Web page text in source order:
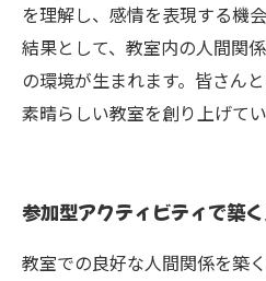
を理解し、感情を表現する機
結果として、教室内の人間関
の環境が生まれます。皆さん
素晴らしい教室を創り上げてい
参加型アクティビティで築
教室での良好な人間関係を築